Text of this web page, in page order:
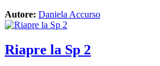
Autore: Daniela Accurso
Riapre la Sp 2